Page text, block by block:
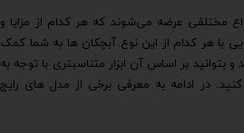
مختلفی عرضه می‌شوند که هر کدام از مزایا و
با هر کدام از این نوع آبچکان ها به شما کمک
و بتوانید بر اساس آن ابزار متناسبتری با توجه به
در ادامه به معرفی برخی از مدل های رایج